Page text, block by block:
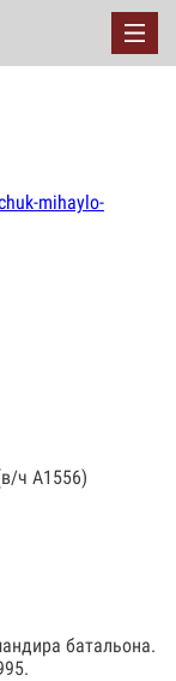
mihaylo-
ч А1556)
батальона.